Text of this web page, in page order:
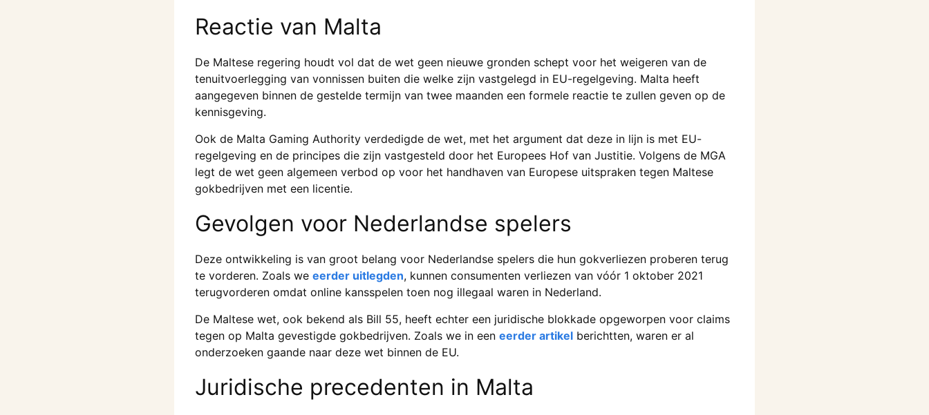
Reactie van Malta
De Maltese regering houdt vol dat de wet geen nieuwe gronden schept voor het weigeren van de
tenuitvoerlegging van vonnissen buiten die welke zijn vastgelegd in EU-regelgeving. Malta heeft
aangegeven binnen de gestelde termijn van twee maanden een formele reactie te zullen geven op de
kennisgeving.
Ook de Malta Gaming Authority verdedigde de wet, met het argument dat deze in lijn is met EU-
regelgeving en de principes die zijn vastgesteld door het Europees Hof van Justitie. Volgens de MGA
legt de wet geen algemeen verbod op voor het handhaven van Europese uitspraken tegen Maltese
gokbedrijven met een licentie.
Gevolgen voor Nederlandse spelers
Deze ontwikkeling is van groot belang voor Nederlandse spelers die hun gokverliezen proberen terug
te vorderen. Zoals we eerder uitlegden, kunnen consumenten verliezen van vóór 1 oktober 2021
terugvorderen omdat online kansspelen toen nog illegaal waren in Nederland.
De Maltese wet, ook bekend als Bill 55, heeft echter een juridische blokkade opgeworpen voor claims
tegen op Malta gevestigde gokbedrijven. Zoals we in een eerder artikel berichtten, waren er al
onderzoeken gaande naar deze wet binnen de EU.
Juridische precedenten in Malta